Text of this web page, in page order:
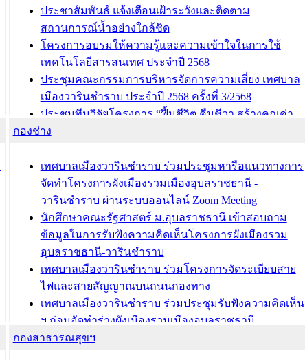
ประชาสัมพันธ์ แจ้งเตือนเฝ้าระวังและติดตาม
สถานการณ์น้ำอย่างใกล้ชิด
โครงการอบรมให้ความรู้และความเข้าใจในการใช้
เทคโนโลยีสารสนเทศ ประจำปี 2568
ประชุมคณะกรรมการบริหารจัดการความเสี่ยง เทศบาล
เมืองวารินชำราบ ประจำปี 2568 ครั้งที่ 3/2568
ประชุมทีมวิจัยโครงการ “ฟื้นชีวิต คืนชีวา สร้างคุณค่า
เมืองวาริน” เพื่อร่วมขับเคลื่อนเมืองวารินชำราบให้เป็น
บทความ อื่นๆ ...
กองช่าง
เทศบาลเมืองวารินชำราบ ร่วมประชุมหารือแนวทางการ
จัดทำโครงการผังเมืองรวมเมืองอุบลราชธานี -
วารินชำราบ ผ่านระบบออนไลน์ Zoom Meeting
นักศึกษาคณะรัฐศาสตร์ ม.อุบลราชธานี เข้าสอบถาม
ข้อมูลในการรับฟังความคิดเห็นโครงการผังเมืองรวม
อุบลราชธานี-วารินชำราบ
เทศบาลเมืองวารินชำราบ ร่วมโครงการจัดระเบียบสาย
ไฟและสายสัญญาณบนถนนกองทาง
เทศบาลเมืองวารินชำราบ ร่วมประชุมรับฟังความคิดเห็น
ฯ ก่อนจัดทำร่างผังเมืองรวมเมืองอุบลราชธานี -
วารินชำราบ ครั้งที่ 3
กองสาธารณสุขฯ